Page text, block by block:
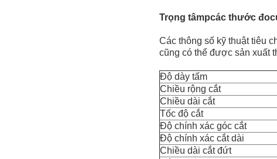
Trọng tâmpcác thước đo
Các thông số kỹ thuật tiêu
cũng có thể được sản xuất
Độ dày tấm
Chiều rộng cắt
Chiều dài cắt
Tốc độ cắt
Độ chính xác góc cắt
Độ chính xác cắt dài
Chiều dài cắt đứt